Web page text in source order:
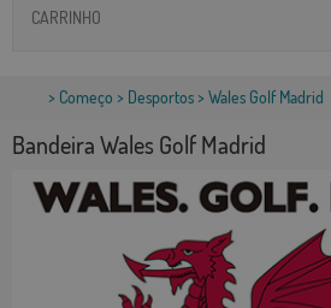
CARRINHO
> Começo > Desportos> Wales Golf Madrid
Bandeira Wales Golf Madrid